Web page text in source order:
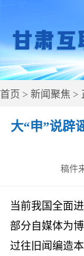
首页 > 新闻聚焦 >
大“申”说辟
稿件
当前我国全面
部分自媒体为
过往旧闻编造